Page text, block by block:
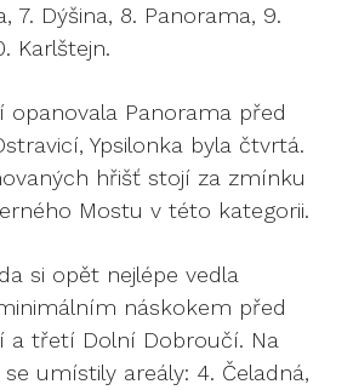
7. Dýšina, 8. Panorama, 9.
Karlštejn.
opanovala Panorama před
Ypsilonka byla čtvrtá.
hřišť stojí za zmínku
Mostu v této kategorii.
si opět nejlépe vedla
náskokem před
a třetí Dolní Dobroučí. Na
umístily areály: 4. Čeladná,